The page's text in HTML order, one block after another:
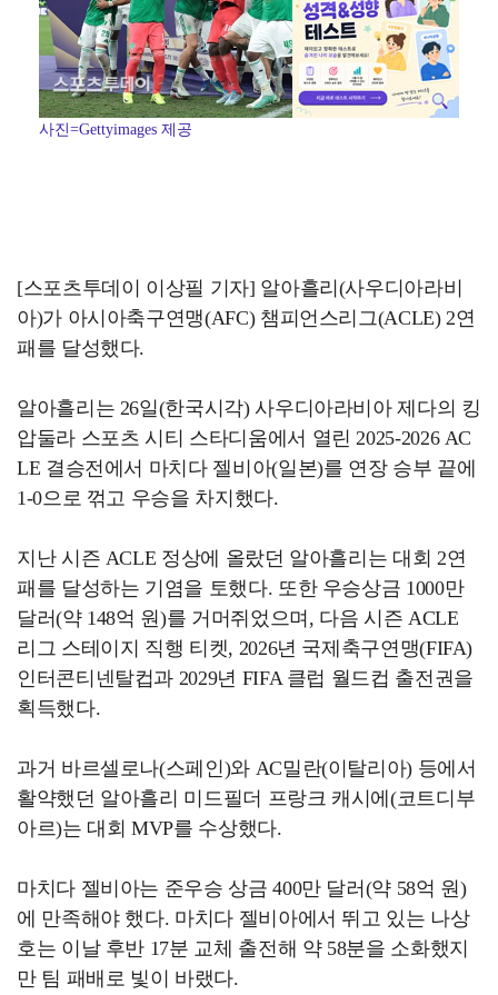
사진=Gettyimages 제공
[스포츠투데이 이상필 기자] 알아흘리(사우디아라비
아)가 아시아축구연맹(AFC) 챔피언스리그(ACLE) 2연
패를 달성했다.
알아흘리는 26일(한국시각) 사우디아라비아 제다의 킹
압둘라 스포츠 시티 스타디움에서 열린 2025-2026 AC
LE 결승전에서 마치다 젤비아(일본)를 연장 승부 끝에
1-0으로 꺾고 우승을 차지했다.
지난 시즌 ACLE 정상에 올랐던 알아흘리는 대회 2연
패를 달성하는 기염을 토했다. 또한 우승상금 1000만
달러(약 148억 원)를 거머쥐었으며, 다음 시즌 ACLE
리그 스테이지 직행 티켓, 2026년 국제축구연맹(FIFA)
인터콘티넨탈컵과 2029년 FIFA 클럽 월드컵 출전권을
획득했다.
과거 바르셀로나(스페인)와 AC밀란(이탈리아) 등에서
활약했던 알아흘리 미드필더 프랑크 캐시에(코트디부
아르)는 대회 MVP를 수상했다.
마치다 젤비아는 준우승 상금 400만 달러(약 58억 원)
에 만족해야 했다. 마치다 젤비아에서 뛰고 있는 나상
호는 이날 후반 17분 교체 출전해 약 58분을 소화했지
만 팀 패배로 빛이 바랬다.